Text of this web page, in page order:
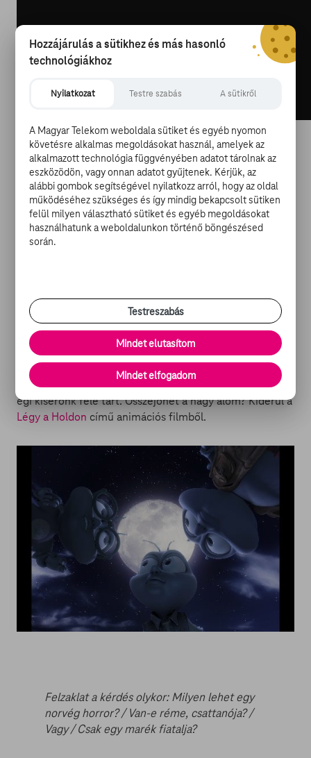
via GIPHY
Milyen lenne legyek szárnyán / Átlépni az ég
határán? / Onnan lenne csupa móka /
Átzümmögni fel a Holdra!
együtt felfedezni a Holdat! Ez bizony még 2020
gyermekeinek sem egy természetes adottság, abban
viszont egyetértünk, hogy jó dolog ilyen szép vágyakat
dédelgetni. A három kis legyecske számára azonban
szokatlan lehetőség nyílik, amikor nagy akció közepette
berepülnek a NASA egyik űrhajójába, ami történetesen
égi kísérőnk felé tart. Összejöhet a nagy álom? Kiderül a
Légy a Holdon című animációs filmből.
Felzaklat a kérdés olykor: Milyen lehet egy
norvég horror? / Van-e réme, csattanója? /
Vagy / Csak egy marék fiatalja?
Hozzájárulás a sütikhez és más hasonló
technológiákhoz
Nyilatkozat Testre szabás A sütikről
A Magyar Telekom weboldala sütiket és egyéb nyomon
követésre alkalmas megoldásokat használ, amelyek az
alkalmazott technológia függvényében adatot tárolnak az
eszközödön, vagy onnan adatot gyűjtenek. Kérjük, az
alábbi gombok segítségével nyilatkozz arról, hogy az oldal
működéséhez szükséges és így mindig bekapcsolt sütiken
felül milyen választható sütiket és egyéb megoldásokat
használhatunk a weboldalunkon történő böngészésed
során.
Testreszabás
Mindet elutasítom
Mindet elfogadom